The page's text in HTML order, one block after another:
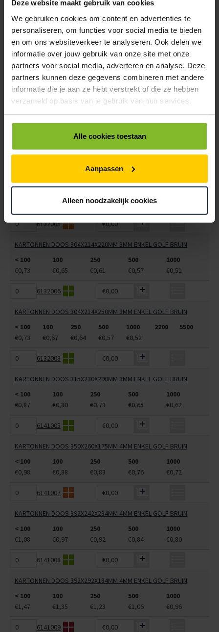
Deze website maakt gebruik van cookies
We gebruiken cookies om content en advertenties te
personaliseren, om functies voor social media te bieden
en om ons websiteverkeer te analyseren. Ook delen we
informatie over jouw gebruik van onze site met onze
partners voor social media, adverteren en analyse. Deze
partners kunnen deze gegevens combineren met andere
informatie die je aan ze hebt verstrekt of die ze hebben
verzameld op basis van je gebruik van hun services.
Alle cookies toestaan
Aanpassen
Alleen noodzakelijk cookies
6131015 €0,00
KARTONNEN DOOS 304X214X080MM 3MM ENKEL GOLF BRUIN
< 100
100 250 500
1000
€0,68
€0,61 €0,58 €0,53 €0,50
6132001 €0,00
< 100
100 250 500
1000
€0,43 €0,40
6132004 €0,00
€0,49 €0,45 €0,41
6132005 €0,00
KARTONNEN DOOS 304X214X220MM 3MM ENKEL GOLF BRUIN
< 100
100 250 500
1000
€0,73
€0,65 €0,61 €0,57 €0,51
6132006 €0,00
KARTONNEN DOOS 304X214X250MM 3MM ENKEL GOLF BRUIN
< 100
100 250 500 1000 2200
5500
€0,73
€0,67 €0,64 €0,57 €0,52
6132008 €0,00
KARTONNEN DOOS 315X230X290MM 3MM ENKEL GOLF BRUIN
< 100
100 250 500
1000
€0,87
€0,80 €0,73 €0,65 €0,62
6141005 €0,00
KARTONNEN DOOS 350X260X175MM 4MM ENKEL GOLF BRUIN
< 100
100 250 500
1000
€0,98
€0,88 €0,83 €0,76 €0,72
6141007 €0,00
KARTONNEN DOOS 392X242X234MM 4MM ENKEL GOLF BRUIN
< 100
100 250 500
1000
€1,08
€0,97 €0,92 €0,84 €0,80
6141008 €0,00
KARTONNEN DOOS 392X292X184MM 4MM ENKEL GOLF BRUIN
< 100
100 250 500
1000
€1,47
€1,35 €1,23 €1,06 €0,96
6141009 €0,00